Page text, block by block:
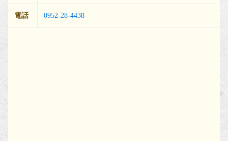
電話 0952-28-4438